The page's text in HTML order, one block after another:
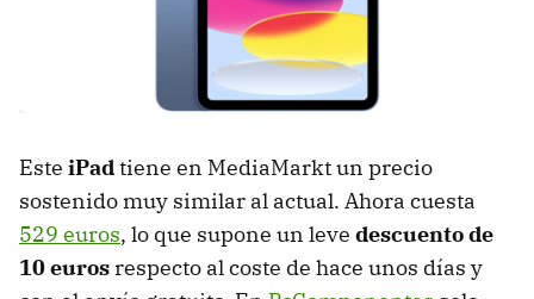
Este iPadtiene en MediaMarkt un precio
sostenido muy similar al actual. Ahora cuesta
529 euros, lo que supone un leve descuento de
10 euros respecto al coste de hace unos días y